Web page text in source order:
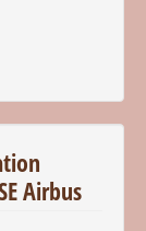
Airbus